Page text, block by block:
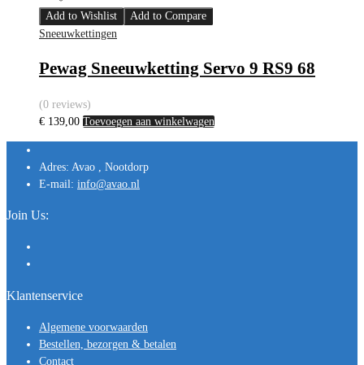
Add to Wishlist
Add to Compare
Sneeuwkettingen
Pewag Sneeuwketting Servo 9 RS9 68
(0 reviews)
€ 139,00 Toevoegen aan winkelwagen
Adres: Avao , Nootdorp
E-mail: info@avao.nl
Join Us:
Klantenservice
Algemene voorwaarden
Bestellen, bezorgen & betalen
Contact